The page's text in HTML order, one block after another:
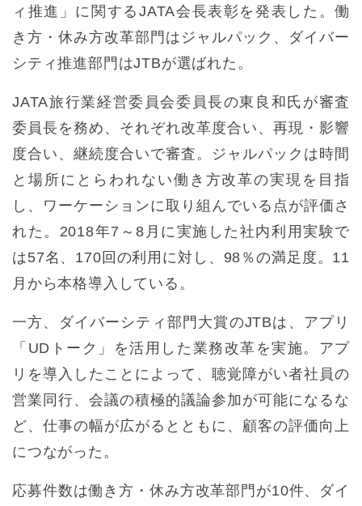
ィ推進」に関するJATA会長表彰を発表した。働
き方・休み方改革部門はジャルパック、ダイバー
シティ推進部門はJTBが選ばれた。
JATA旅行業経営委員会委員長の東良和氏が審査
委員長を務め、それぞれ改革度合い、再現・影響
度合い、継続度合いで審査。ジャルパックは時間
と場所にとらわれない働き方改革の実現を目指
し、ワーケーションに取り組んでいる点が評価さ
れた。2018年7～8月に実施した社内利用実験で
は57名、170回の利用に対し、98％の満足度。11
月から本格導入している。
一方、ダイバーシティ部門大賞のJTBは、アプリ
「UDトーク」を活用した業務改革を実施。アプ
リを導入したことによって、聴覚障がい者社員の
営業同行、会議の積極的議論参加が可能になるな
ど、仕事の幅が広がるとともに、顧客の評価向上
につながった。
応募件数は働き方・休み方改革部門が10件、ダイ